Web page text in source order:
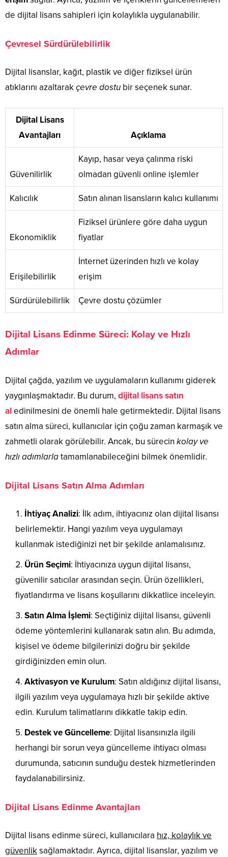
de dijital lisans sahipleri için kolaylıkla uygulanabilir.
Çevresel Sürdürülebilirlik
Dijital lisanslar, kağıt, plastik ve diğer fiziksel ürün
atıklarını azaltarakçevre dostu bir seçenek sunar.
Dijital Lisans
Avantajları
Açıklama
Güvenilirlik
Kayıp, hasar veya çalınma riski
olmadan güvenli online işlemler
Kalıcılık Satın alınan lisansların kalıcı kullanımı
Ekonomiklik
Fiziksel ürünlere göre daha uygun
fiyatlar
Erişilebilirlik
İnternet üzerinden hızlı ve kolay
erişim
Sürdürülebilirlik Çevre dostu çözümler
Dijital Lisans Edinme Süreci: Kolay ve Hızlı
Adımlar
Dijital çağda, yazılım ve uygulamaların kullanımı giderek
yaygınlaşmaktadır. Bu durum, dijital lisans satın
aledinilmesini de önemli hale getirmektedir. Dijital lisans
satın alma süreci, kullanıcılar için çoğu zaman karmaşık ve
zahmetli olarak görülebilir. Ancak, bu sürecin kolay ve
hızlı adımlarlatamamlanabileceğini bilmek önemlidir.
Dijital Lisans Satın Alma Adımları
İhtiyaç Analizi: İlk adım, ihtiyacınız olan dijital lisansı
belirlemektir. Hangi yazılım veya uygulamayı
kullanmak istediğinizi net bir şekilde anlamalısınız.
Ürün Seçimi: İhtiyacınıza uygun dijital lisansı,
güvenilir satıcılar arasından seçin. Ürün özellikleri,
fiyatlandırma ve lisans koşullarını dikkatlice inceleyin.
Satın Alma İşlemi: Seçtiğiniz dijital lisansı, güvenli
ödeme yöntemlerini kullanarak satın alın. Bu adımda,
kişisel ve ödeme bilgilerinizi doğru bir şekilde
girdiğinizden emin olun.
Aktivasyon ve Kurulum: Satın aldığınız dijital lisansı,
ilgili yazılım veya uygulamaya hızlı bir şekilde aktive
edin. Kurulum talimatlarını dikkatle takip edin.
Destek ve Güncelleme: Dijital lisansınızla ilgili
herhangi bir sorun veya güncelleme ihtiyacı olması
durumunda, satıcının sunduğu destek hizmetlerinden
faydalanabilirsiniz.
Dijital Lisans Edinme Avantajları
Dijital lisans edinme süreci, kullanıcılara hız, kolaylık ve
güvenliksağlamaktadır. Ayrıca, dijital lisanslar, yazılım ve